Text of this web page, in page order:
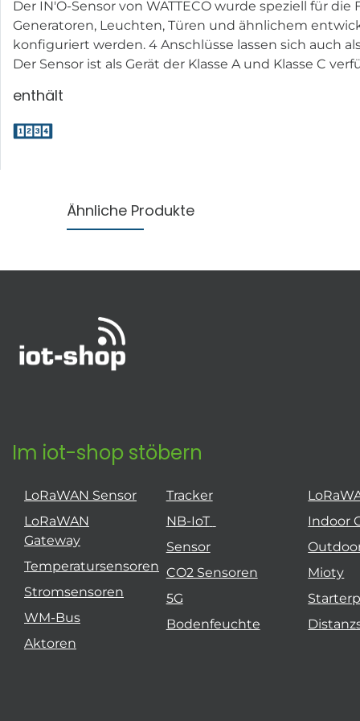
Der IN'O-Sensor von WATTECO wurde speziell für
Generatoren, Leuchten, Türen und ähnlichem
konfiguriert werden. 4 Anschlüsse lassen sich auch
Der Sensor ist als Gerät der Klasse A und Klasse C
enthält
Ähnliche Produkte
Im iot-shop stöbern
LoRaWAN Sensor
LoRaWAN
Gateway
Temperatursensoren
Stromsensoren
WM-Bus
Aktoren
Tracker
NB-IoT
Sensor
CO2 Sensoren
5G
Bodenfeuchte
Indoor
Mioty